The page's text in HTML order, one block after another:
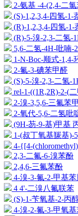
2-氨基 -4-(2,4-二
(S)-1,2,3,4-四氢-1-
(R)-1,2,3,4-四氢-1-
(R)-5-溴-2,3-二氢-
5,6-二氢-4H-吡喃-
1-N-Boc-顺式-1,4-
2-氟-3-碘苯甲醛
(S)-5-溴-2,3-二氢-
rel-1-((1R,2R)-2-(
2-溴-3,5,6-三氟苯
2-氧代-5,6-二氢吡
(9H-芴-9-基)甲基
1-(叔丁氧基羰基)-
4-{[4-
2,3-二氟-6-溴苯酚
2,4,6-三氟苯酚
4-溴-3-氟-2-甲基
4 4'-二溴八氟联苯
(S)-1-苄氧基-2-丙
4-溴-2-氟-3-甲氧